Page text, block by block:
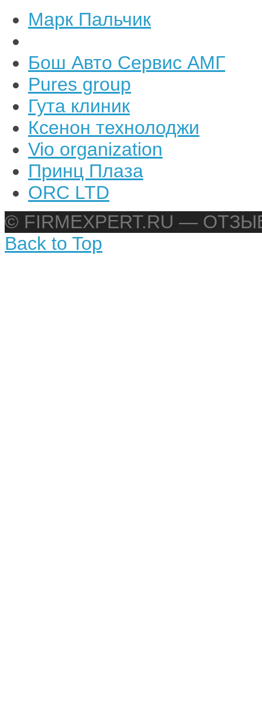
Марк Пальчик
Бош Авто Сервис АМГ
Pures group
Гута клиник
Ксенон технолоджи
Vio organization
Принц Плаза
ORC LTD
© FIRMEXPERT.RU —
Back to Top